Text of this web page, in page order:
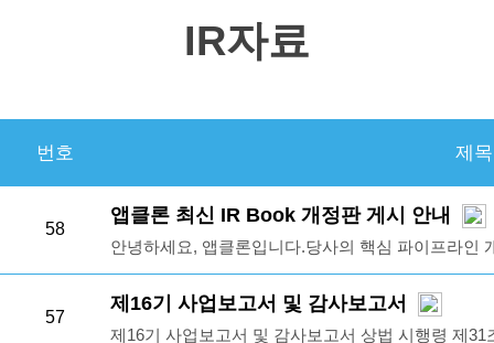
IR자료
번호 제목
58
앱클론 최신 IR Book 개정판 게시 안내
안녕하세요, 앱클론입니다.당사의 핵심 파이프라인
년 최신 종합 IR Book 자료를 공유해 드립니다.이번
주요 파이프라인의 임상 마일스톤과 글로벌 지식재
투자자 및 주주 여러분께서 당사의 기업가치를 보다
57
제16기 사업보고서 및 감사보고서
제16기 사업보고서 및 감사보고서 상법 시행령 제